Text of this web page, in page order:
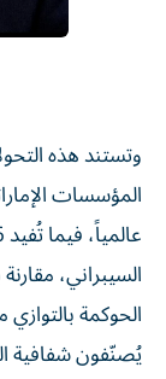
المؤسسات
يُصنّفون شفافية